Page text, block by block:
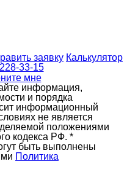
заявку Калькулятор
33-15
мне
информация,
и порядка
информационный
не является
положениями
кодекса РФ. *
быть выполнены
Политика